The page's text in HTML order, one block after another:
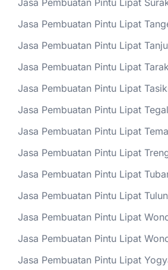
Jasa Pembuatan Pintu Lipat
Jasa Pembuatan Pintu Lipat
Jasa Pembuatan Pintu Lipat
Jasa Pembuatan Pintu Lipat
Jasa Pembuatan Pintu Lipat
Jasa Pembuatan Pintu Lipat Tegal
Jasa Pembuatan Pintu Lipat
Jasa Pembuatan Pintu Lipat
Jasa Pembuatan Pintu Lipat
Jasa Pembuatan Pintu Lipat
Jasa Pembuatan Pintu Lipat
Jasa Pembuatan Pintu Lipat
Jasa Pembuatan Pintu Lipat